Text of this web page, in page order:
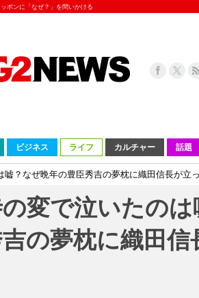
ポンに「なぜ？」を問いかける
ビジネス ライフ カルチャー 話題
嘘？なぜ晩年の豊臣秀吉の夢枕に織田信長が立
変で泣いたの
の夢枕に織田